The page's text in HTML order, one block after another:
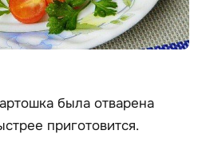
была отварена
приготовится.